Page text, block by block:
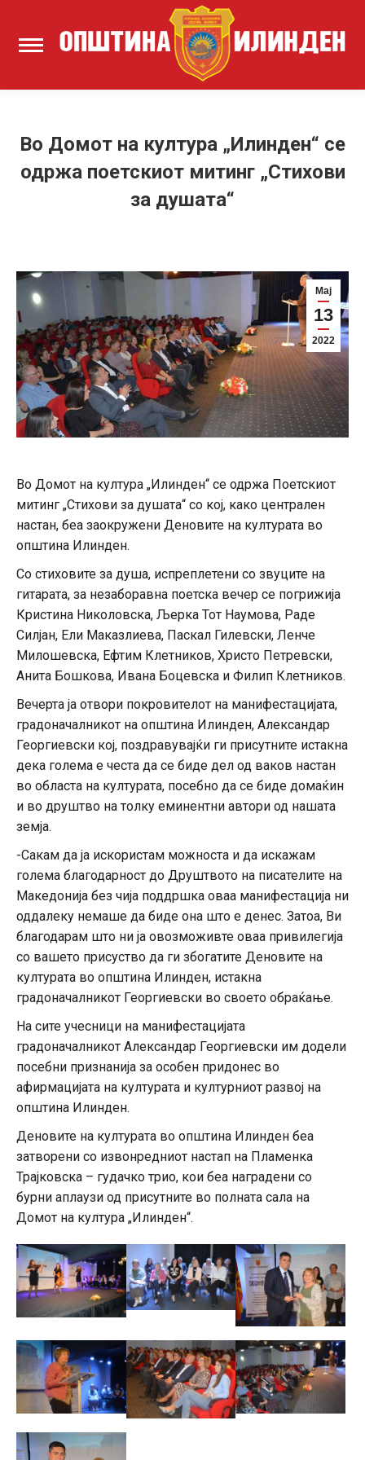
Во Домот на култура „Илинден“ се
одржа поетскиот митинг „Стихови
за душата“
Мај
13
2022
Во Домот на култура „Илинден“ се одржа Поетскиот
митинг „Стихови за душата“ со кој, како централен
настан, беа заокружени Деновите на културата во
општина Илинден.
Со стиховите за душа, испреплетени со звуците на
гитарата, за незаборавна поетска вечер се погрижија
Кристина Николовска, Љерка Тот Наумова, Раде
Силјан, Ели Маказлиева, Паскал Гилевски, Ленче
Милошевска, Ефтим Клетников, Христо Петревски,
Анита Бошкова, Ивана Боцевска и Филип Клетников.
Вечерта ја отвори покровителот на манифестацијата,
градоначалникот на општина Илинден, Александар
Георгиевски кој, поздравувајќи ги присутните истакна
дека голема е честа да се биде дел од ваков настан
во областа на културата, посебно да се биде домаќин
и во друштво на толку еминентни автори од нашата
земја.
-Сакам да ја искористам можноста и да искажам
голема благодарност до Друштвото на писателите на
Македонија без чија поддршка оваа манифестација ни
оддалеку немаше да биде она што е денес. Затоа, Ви
благодарам што ни ја овозможивте оваа привилегија
со вашето присуство да ги збогатите Деновите на
културата во општина Илинден, истакна
градоначалникот Георгиевски во своето обраќање.
На сите учесници на манифестацијата
градоначалникот Александар Георгиевски им додели
посебни признанија за особен придонес во
афирмацијата на културата и културниот развој на
општина Илинден.
Деновите на културата во општина Илинден беа
затворени со извонредниот настап на Пламенка
Трајковска – гудачко трио, кои беа наградени со
бурни аплаузи од присутните во полната сала на
Домот на култура „Илинден“.